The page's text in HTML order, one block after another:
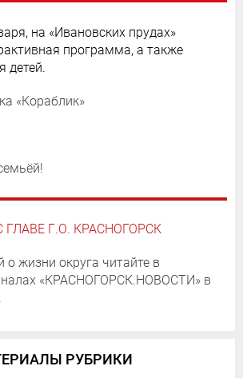
на «Ивановских прудах»
программа, а также
детей.
«Кораблик»
Г.О. КРАСНОГОРСК
о жизни округа читайте в
«КРАСНОГОРСК.НОВОСТИ» в
.
РУБРИКИ